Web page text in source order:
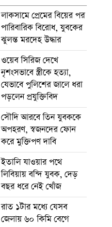
লাকসামে প্রেমের বিয়ের পর
পারিবারিক বিরোধ, যুবকের
ঝুলন্ত মরদেহ উদ্ধার
ওয়েব সিরিজ দেখে
নৃশংসভাবে স্ত্রীকে হত্যা,
যেভাবে পুলিশের জালে ধরা
পড়লেন প্রযুক্তিবিদ
সৌদি আরবে তিন যুবককে
অপহরণ, স্বজনদের ফোন
করে মুক্তিপণ দাবি
ইতালি যাওয়ার পথে
লিবিয়ায় বন্দি যুবক, দেড়
বছর ধরে নেই খোঁজ
রাত ১টার মধ্যে যেসব
জেলায় ৬০ কিমি বেগে